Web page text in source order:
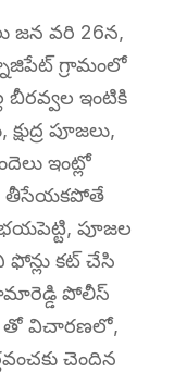
జన వరి 26న,
గ్రామంలో
బీరవ్వల ఇంటికి
పూజలు,
ఇంట్లో
తీసేయకపోతే
పూజల
ఫోన్లు కట్ చేసి
పోలీస్
తో విచారణలో,
చెందిన